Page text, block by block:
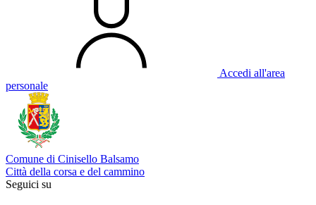
Accedi all'area
personale
Comune di Cinisello Balsamo
Città della corsa e del cammino
Seguici su